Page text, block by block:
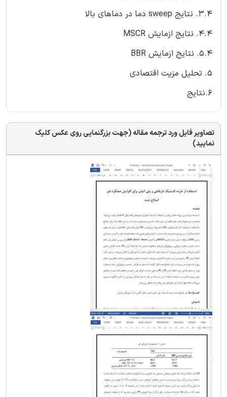
3.4. نتایج sweep دما در دماهای بالا
4.4. نتایج ازمایش MSCR
5.4. نتایج ازمایش BBR
5. تحلیل مزیت اقتصادی
6.نتایج
تصاویر فایل ورد ترجمه مقاله (جهت بزرگنمایی روی عکس کلیک
نمایید)